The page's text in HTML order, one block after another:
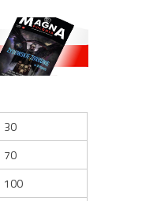
30
70
100